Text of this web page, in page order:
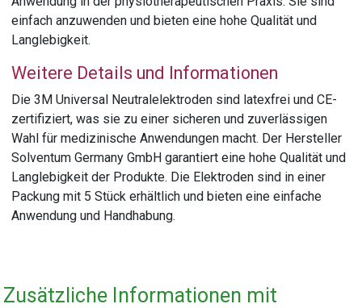
einfach anzuwenden und bieten eine hohe Qualität und
Langlebigkeit.
Weitere Details und Informationen
Die 3M Universal Neutralelektroden sind latexfrei und CE-
zertifiziert, was sie zu einer sicheren und zuverlässigen
Wahl für medizinische Anwendungen macht. Der Hersteller
Solventum Germany GmbH garantiert eine hohe Qualität und
Langlebigkeit der Produkte. Die Elektroden sind in einer
Packung mit 5 Stück erhältlich und bieten eine einfache
Anwendung und Handhabung.
Zusätzliche Informationen mit